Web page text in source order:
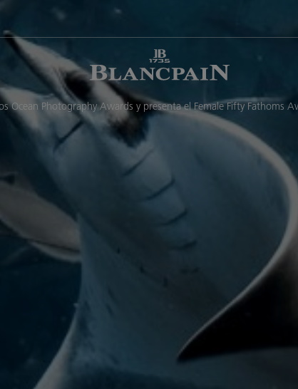
Ocean Photography Awards y presenta el Female Fifty Fathoms